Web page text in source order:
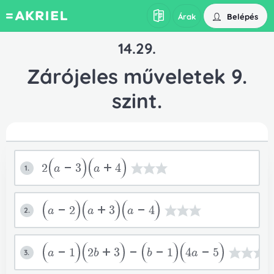
Árak Belépés
14.29.
Zárójeles műveletek 9.
szint.
1. 2 a-3 a+4
2. a-2 a+3 a-4
3. a-1 2b+3 - b-1 4a-5